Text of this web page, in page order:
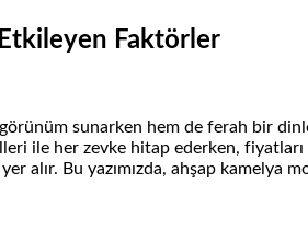
Faktörler
sunarken hem de ferah bir
ile her zevke hitap ederken,
alır. Bu yazımızda, ahşap